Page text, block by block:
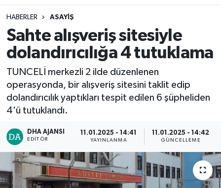
HABERLER ASAYIŞ
Sahte alışveriş sitesiyle
dolandırıcılığa 4 tutuklama
TUNCELİ merkezli 2 ilde düzenlenen
operasyonda, bir alışveriş sitesini taklit edip
dolandırıcılık yaptıkları tespit edilen 6 şüpheliden
4'ü tutuklandı.
DHA AJANSI
EDITÖR
11.01.2025 - 14:41
YAYINLANMA
11.01.2025 - 14:42
GÜNCELLEME
Biyografi
Çevre
Diğer
Dünya
Eğitim
Ekonomi
Eleman
Ankara Trafik Yoğunluk Haritası
Süper Lig Puan Durumu ve Fikstür
Tüm Manşetler
Son Dakika Haberleri
Haber Arşivi